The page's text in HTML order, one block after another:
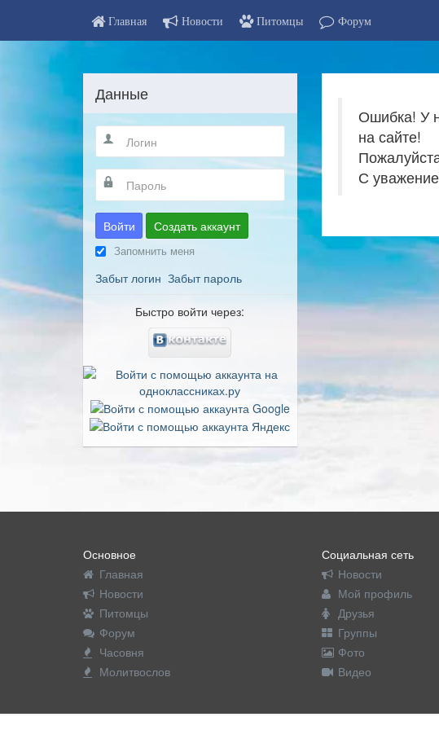
Главная Новости Питомцы Форум
Ошибка! У
на сайте!
С
Данные
Войти Создать аккаунт
Запомнить меня
Забыт логин Забыт пароль
Быстро войти через:
Основное
Главная
Новости
Питомцы
Форум
Часовня
Молитвослов
Социальная сеть
Новости
Мой профиль
Друзья
Группы
Фото
Видео